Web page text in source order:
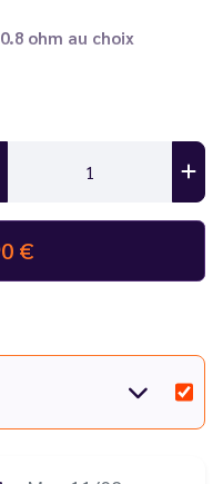
ohm au choix
€